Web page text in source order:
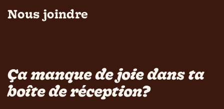
Ça manque de joie dans ta
boîte de réception?
Nous joindre